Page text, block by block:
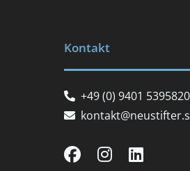
Kontakt
+49 (0) 9401 5395820